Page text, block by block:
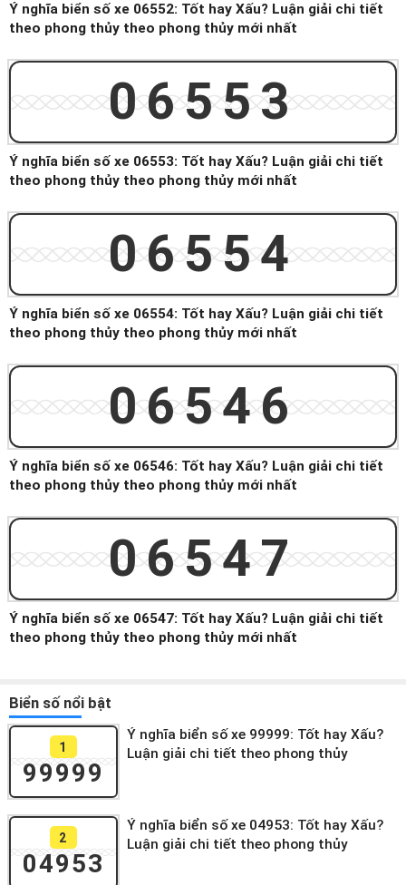
Ý nghĩa biển số xe 06552: Tốt hay Xấu? Luận giải chi tiết
theo phong thủy theo phong thủy mới nhất
06553
Ý nghĩa biển số xe 06553: Tốt hay Xấu? Luận giải chi tiết
theo phong thủy theo phong thủy mới nhất
06554
Ý nghĩa biển số xe 06554: Tốt hay Xấu? Luận giải chi tiết
theo phong thủy theo phong thủy mới nhất
06546
Ý nghĩa biển số xe 06546: Tốt hay Xấu? Luận giải chi tiết
theo phong thủy theo phong thủy mới nhất
06547
Ý nghĩa biển số xe 06547: Tốt hay Xấu? Luận giải chi tiết
theo phong thủy theo phong thủy mới nhất
Biển số nổi bật
1
99999
Ý nghĩa biển số xe 99999: Tốt hay Xấu?
Luận giải chi tiết theo phong thủy
2
04953
Ý nghĩa biển số xe 04953: Tốt hay Xấu?
Luận giải chi tiết theo phong thủy